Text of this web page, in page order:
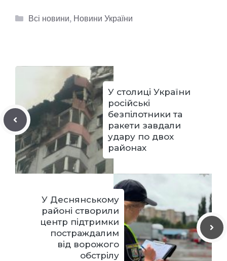
Категорії
Всі новини, Новини України
У столиці України
російські
безпілотники та
ракети завдали
удару по двох
районах
У Деснянському
районі створили
центр підтримки
постраждалим
від ворожого
обстрілу